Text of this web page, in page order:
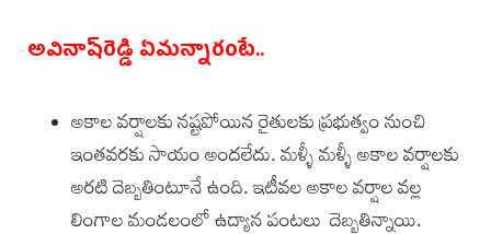
అవినాష్‌రెడ్డి ఏమన్నారంటే..
అకాల వ‌ర్షాల‌కు న‌ష్ట‌పోయిన రైతుల‌కు ప్రభుత్వం నుంచి
ఇంతవరకు సాయం అంద‌లేదు. మళ్ళీ మళ్ళీ అకాల వర్షాలకు
అరటి దెబ్బతింటూనే ఉంది. ఇటీవల అకాల వర్షాల వల్ల
లింగాల మండలంలో ఉద్యాన పంటలు దెబ్బ‌తిన్నాయి.